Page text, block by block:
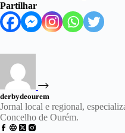
Partilhar
derbydeourem
Jornal local e regional,
Concelho de Ourém.